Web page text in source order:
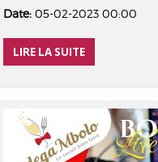
Date: 05-02-2023 00:00
LIRE LA SUITE